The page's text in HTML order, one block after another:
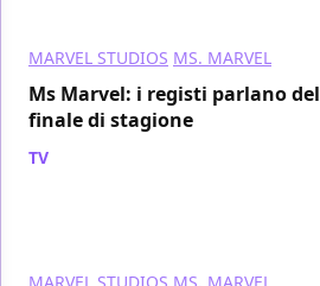
MARVEL STUDIOS MS. MARVEL
Ms Marvel: i registi parlano del
finale di stagione
TV